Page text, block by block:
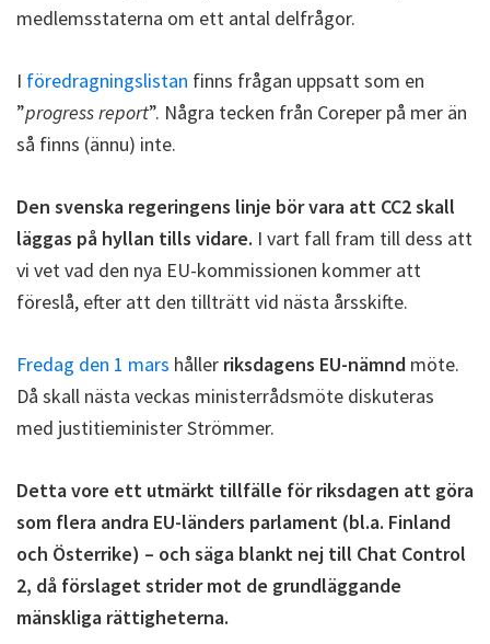
medlemsstaterna om ett antal delfrågor.
I föredragningslistan finns frågan uppsatt som en
”progress report”. Några tecken från Coreper på mer än
så finns (ännu) inte.
Den svenska regeringens linje bör vara att CC2 skall
läggas på hyllan tills vidare. I vart fall fram till dess att
vi vet vad den nya EU-kommissionen kommer att
föreslå, efter att den tillträtt vid nästa årsskifte.
Fredag den 1 mars håller riksdagens EU-nämnd möte.
Då skall nästa veckas ministerrådsmöte diskuteras
med justitieminister Strömmer.
Detta vore ett utmärkt tillfälle för riksdagen att göra
som flera andra EU-länders parlament (bl.a. Finland
och Österrike) – och säga blankt nej till Chat Control
2, då förslaget strider mot de grundläggande
mänskliga rättigheterna.